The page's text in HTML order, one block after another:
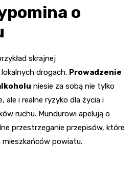
o
skrajnej
drogach. Prowadzenie
niesie za sobą nie tylko
ale i realne ryzyko dla życia i
ruchu. Mundurowi apelują o
przestrzeganie przepisów, które
powiatu.